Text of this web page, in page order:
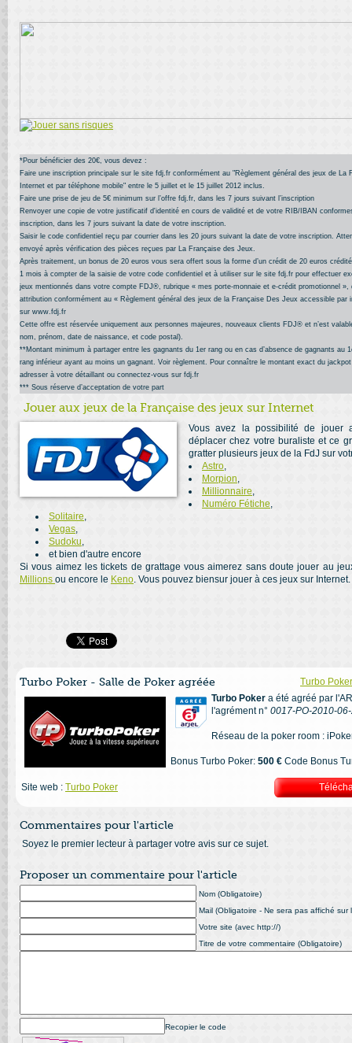
*Pour bénéficier des 20€, vous devez :
Faire une inscription principale sur le site fdj.fr conformément au "Règlement général des jeux de La
Internet et par téléphone mobile" entre le 5 juillet et le 15 juillet 2012 inclus.
Faire une prise de jeu de 5€ minimum sur l’offre fdj.fr, dans les 7 jours suivant l’inscription
Renvoyer une copie de votre justificatif d'identité en cours de validité et de votre RIB/IBAN
inscription, dans les 7 jours suivant la date de votre inscription.
Saisir le code confidentiel reçu par courrier dans les 20 jours suivant la date de votre inscription.
envoyé après vérification des pièces reçues par La Française des Jeux.
Après traitement, un bonus de 20 euros vous sera offert sous la forme d’un crédit de 20 euros
1 mois à compter de la saisie de votre code confidentiel et à utiliser sur le site fdj.fr pour effectuer
jeux mentionnés dans votre compte FDJ®, rubrique « mes porte-monnaie et e-crédit promotionnel
attribution conformément au « Règlement général des jeux de la Française Des Jeux accessible par
sur www.fdj.fr
Cette offre est réservée uniquement aux personnes majeures, nouveaux clients FDJ® et n’est
nom, prénom, date de naissance, et code postal).
**Montant minimum à partager entre les gagnants du 1er rang ou en cas d’absence de gagnants au
rang inférieur ayant au moins un gagnant. Voir règlement. Pour connaître le montant exact du
adresser à votre détaillant ou connectez-vous sur fdj.fr
*** Sous réserve d’acceptation de votre part
Jouer aux jeux de la Française des jeux sur Internet
Vous avez la possibilité de jouer
déplacer chez votre buraliste et ce
gratter plusieurs jeux de la FdJ sur
Astro,
Morpion,
Millionnaire,
Numéro Fétiche,
Solitaire,
Vegas,
Sudoku,
et bien d'autre encore
Si vous aimez les tickets de grattage vous aimerez sans doute jouer au
Millions ou encore le Keno. Vous pouvez biensur jouer à ces jeux sur Internet.
Turbo Poker - Salle de Poker agréée
Turbo
Turbo Poker a été agréé par
l'agrément n° 0017-PO-2010-
Réseau de la poker room :
Bonus Turbo Poker: 500 € Code Bonus
Site web : Turbo Poker
Commentaires pour l'article
Soyez le premier lecteur à partager votre avis sur ce sujet.
Proposer un commentaire pour l'article
Nom (Obligatoire)
Mail (Obligatoire - Ne sera pas affiché sur
Votre site (avec http://)
Titre de votre commentaire (Obligatoire)
Recopier le code